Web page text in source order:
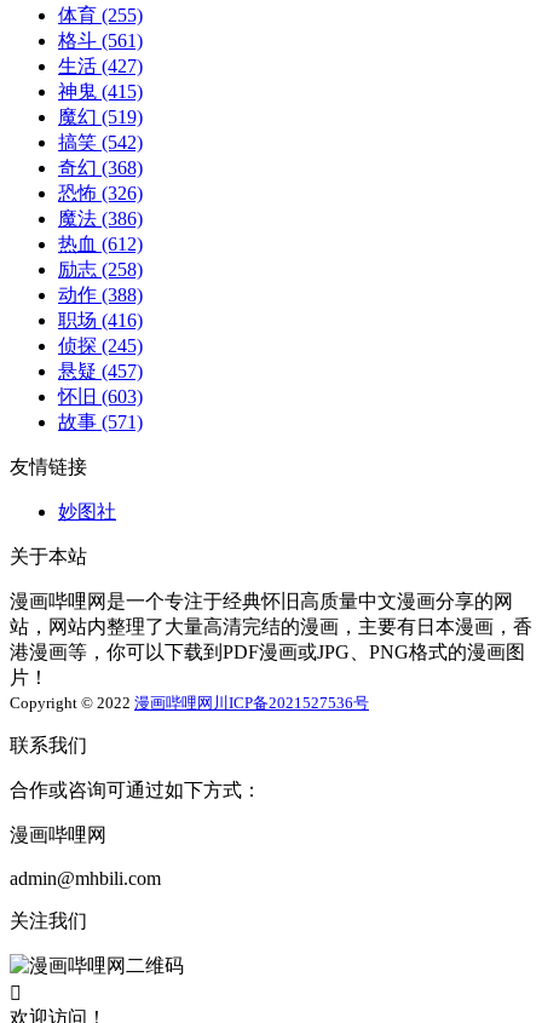
体育 (255)
格斗 (561)
生活 (427)
神鬼 (415)
魔幻 (519)
搞笑 (542)
奇幻 (368)
恐怖 (326)
魔法 (386)
热血 (612)
励志 (258)
动作 (388)
职场 (416)
侦探 (245)
悬疑 (457)
怀旧 (603)
故事 (571)
友情链接
妙图社
关于本站
漫画哔哩网是一个专注于经典怀旧高质量中文漫画分享的网
站，网站内整理了大量高清完结的漫画，主要有日本漫画，香
港漫画等，你可以下载到PDF漫画或JPG、PNG格式的漫画图
片！
Copyright © 2022 漫画哔哩网 川ICP备2021527536号
联系我们
合作或咨询可通过如下方式：
漫画哔哩网
admin@mhbili.com
关注我们

欢迎访问！